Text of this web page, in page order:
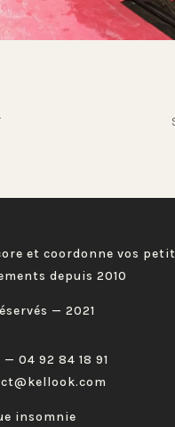
et coordonne vos
depuis 2010
— 2021
— 04 92 84 18 91
insomnie